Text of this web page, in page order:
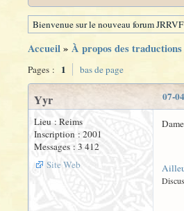
Bienvenue sur le nouveau forum
Accueil» À propos des traductions
Pages : 1 bas de page
07-
Yyr
Lieu : Reims
Inscription : 2001
Messages : 3 412
Site Web